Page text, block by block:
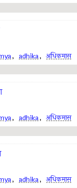
, adhika, अधिकमास
, adhika, अधिकमास
, adhika, अधिकमास